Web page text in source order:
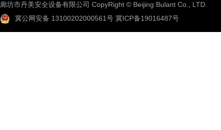
廊坊市丹美安全设备有限公司 CopyRight © Beijing Bulant Co., LTD.
冀公网安备 13100202000561号 冀ICP备19016487号